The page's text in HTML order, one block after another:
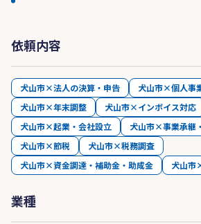
依頼内容
犬山市×法人の決算・申告
犬山市×個人事
犬山市×年末調整
犬山市×インボイス対応
犬山市×起業・会社設立
犬山市×事業承継
犬山市×節税
犬山市×税務調査
犬山市×資金調達・補助金・助成金
犬山市
業種